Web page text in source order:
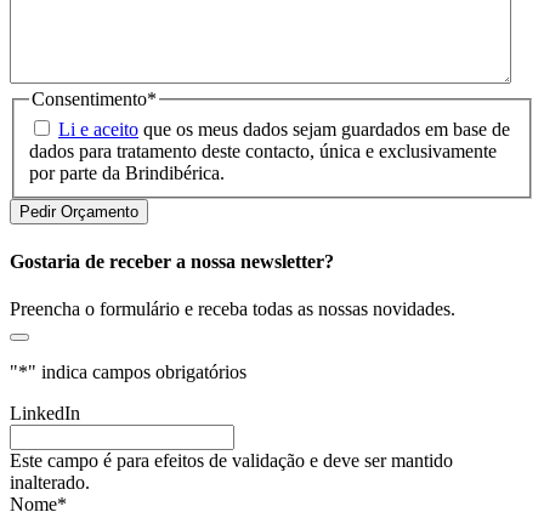
Consentimento*
Li e aceito que os meus dados sejam guardados em base de
dados para tratamento deste contacto, única e exclusivamente
por parte da Brindibérica.
Gostaria de receber a nossa newsletter?
Preencha o formulário e receba todas as nossas novidades.
"*" indica campos obrigatórios
LinkedIn
Este campo é para efeitos de validação e deve ser mantido
inalterado.
Nome*